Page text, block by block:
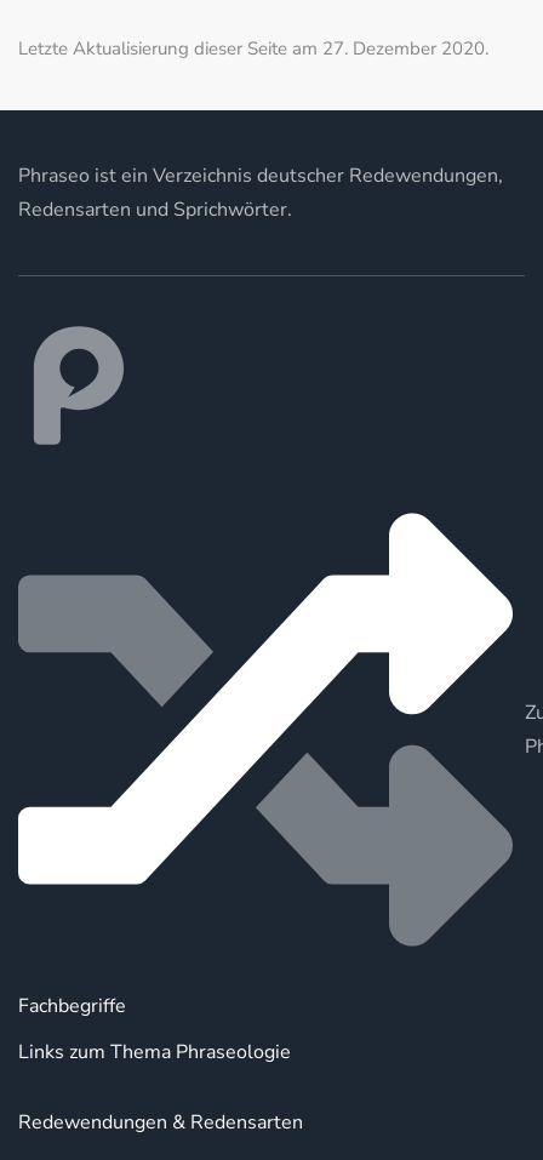
Letzte Aktualisierung dieser Seite am 27. Dezember 2020.
Phraseo ist ein Verzeichnis deutscher Redewendungen,
Redensarten und Sprichwörter.
Fachbegriffe
Links zum Thema Phraseologie
Redewendungen & Redensarten